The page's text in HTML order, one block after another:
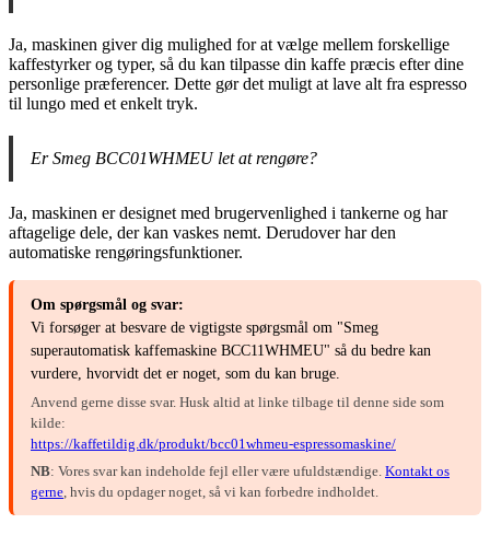
Ja, maskinen giver dig mulighed for at vælge mellem forskellige
kaffestyrker og typer, så du kan tilpasse din kaffe præcis efter dine
personlige præferencer. Dette gør det muligt at lave alt fra espresso
til lungo med et enkelt tryk.
Er Smeg BCC01WHMEU let at rengøre?
Ja, maskinen er designet med brugervenlighed i tankerne og har
aftagelige dele, der kan vaskes nemt. Derudover har den
automatiske rengøringsfunktioner.
Om spørgsmål og svar:
Vi forsøger at besvare de vigtigste spørgsmål om "Smeg
superautomatisk kaffemaskine BCC11WHMEU" så du bedre kan
vurdere, hvorvidt det er noget, som du kan bruge.
Anvend gerne disse svar. Husk altid at linke tilbage til denne side som
kilde:
https://kaffetildig.dk/produkt/bcc01whmeu-espressomaskine/
NB: Vores svar kan indeholde fejl eller være ufuldstændige. Kontakt os
gerne , hvis du opdager noget, så vi kan forbedre indholdet.